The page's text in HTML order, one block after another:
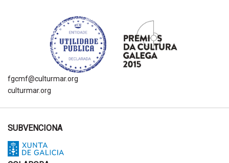
fgcmf@culturmar.org
culturmar.org
SUBVENCIONA